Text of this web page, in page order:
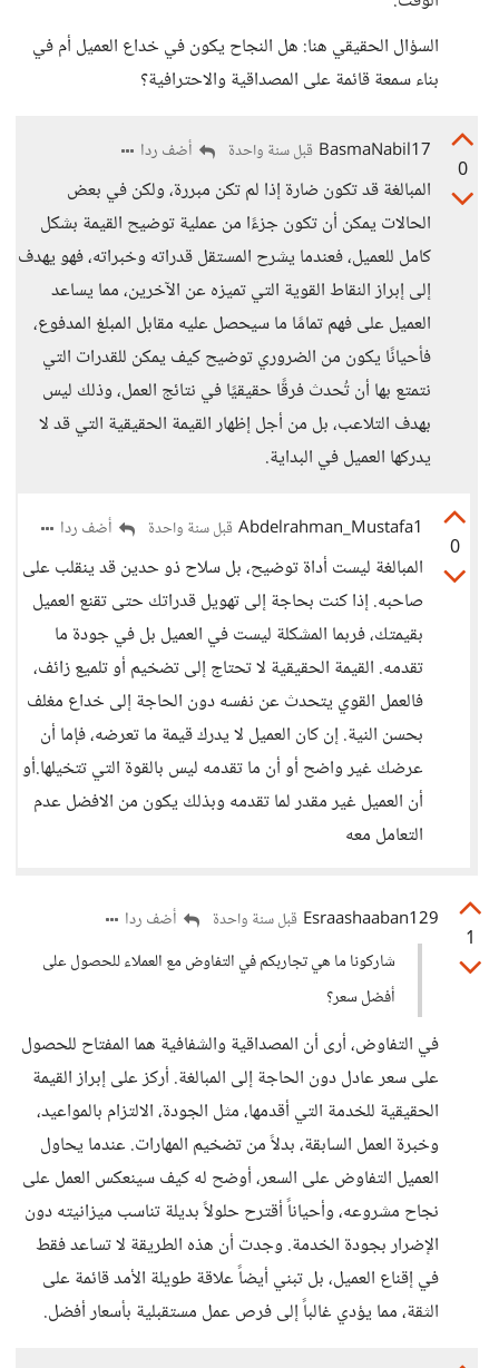
السؤال الحقيقي هنا: هل النجاح يكون في خداع العميل أم في
بناء سمعة قائمة على المصداقية والاحترافية؟
0
BasmaNabil17 قبل سنة واحدة أضف ردا
المبالغة قد تكون ضارة إذا لم تكن مبررة، ولكن في بعض
الحالات يمكن أن تكون جزءًا من عملية توضيح القيمة بشكل
كامل للعميل، فعندما يشرح المستقل قدراته وخبراته، فهو يهدف
إلى إبراز النقاط القوية التي تميزه عن الآخرين، مما يساعد
العميل على فهم تمامًا ما سيحصل عليه مقابل المبلغ المدفوع،
فأحيانًا يكون من الضروري توضيح كيف يمكن للقدرات التي
نتمتع بها أن تُحدث فرقًا حقيقيًا في نتائج العمل، وذلك ليس
بهدف التلاعب، بل من أجل إظهار القيمة الحقيقية التي قد لا
يدركها العميل في البداية.
0
Abdelrahman_Mustafa1 قبل سنة واحدة أضف ردا
المبالغة ليست أداة توضيح، بل سلاح ذو حدين قد ينقلب على
صاحبه. إذا كنت بحاجة إلى تهويل قدراتك حتى تقنع العميل
بقيمتك، فربما المشكلة ليست في العميل بل في جودة ما
تقدمه. القيمة الحقيقية لا تحتاج إلى تضخيم أو تلميع زائف،
فالعمل القوي يتحدث عن نفسه دون الحاجة إلى خداع مغلف
بحسن النية. إن كان العميل لا يدرك قيمة ما تعرضه، فإما أن
عرضك غير واضح أو أن ما تقدمه ليس بالقوة التي تتخيلها.أو
أن العميل غير مقدر لما تقدمه وبذلك يكون من الافضل عدم
التعامل معه
1
Esraashaaban129 قبل سنة واحدة
أضف ردا
شاركونا ما هي تجاربكم في التفاوض مع العملاء للحصول على
أفضل سعر؟
في التفاوض، أرى أن المصداقية والشفافية هما المفتاح للحصول
على سعر عادل دون الحاجة إلى المبالغة. أركز على إبراز القيمة
الحقيقية للخدمة التي أقدمها، مثل الجودة، الالتزام بالمواعيد،
وخبرة العمل السابقة، بدلاً من تضخيم المهارات. عندما يحاول
العميل التفاوض على السعر، أوضح له كيف سينعكس العمل على
نجاح مشروعه، وأحياناً أقترح حلولاً بديلة تناسب ميزانيته دون
الإضرار بجودة الخدمة. وجدت أن هذه الطريقة لا تساعد فقط
في إقناع العميل، بل تبني أيضاً علاقة طويلة الأمد قائمة على
الثقة، مما يؤدي غالباً إلى فرص عمل مستقبلية بأسعار أفضل.